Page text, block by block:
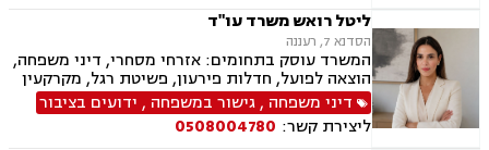
ליטל רואש משרד עו"ד
הסדנא 7, רעננה
המשרד עוסק בתחומים: אזרחי מסחרי, דיני משפחה,
הוצאה לפועל, חדלות פירעון, פשיטת רגל, מקרקעין
ונדל"ן, ייפוי כוח מתמשך, צבא ומשרד הביטחון,
ביטוח לאומי.
דיני משפחה ,גישור במשפחה , ידועים בציבור
ליצירת קשר: 0508004780